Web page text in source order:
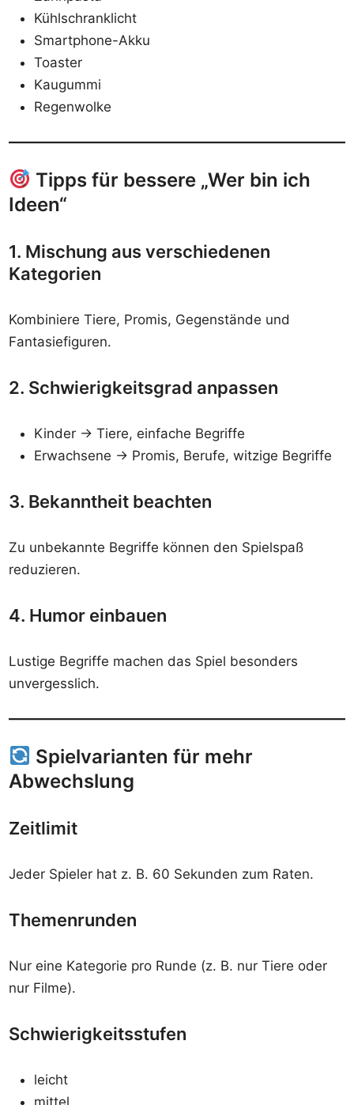
Kühlschranklicht
Smartphone-Akku
Toaster
Kaugummi
Regenwolke
Tipps für bessere „Wer bin ich
Ideen“
1. Mischung aus verschiedenen
Kategorien
Kombiniere Tiere, Promis, Gegenstände und
Fantasiefiguren.
2. Schwierigkeitsgrad anpassen
Kinder → Tiere, einfache Begriffe
Erwachsene → Promis, Berufe, witzige Begriffe
3. Bekanntheit beachten
Zu unbekannte Begriffe können den Spielspaß
reduzieren.
4. Humor einbauen
Lustige Begriffe machen das Spiel besonders
unvergesslich.
Spielvarianten für mehr
Abwechslung
Zeitlimit
Jeder Spieler hat z. B. 60 Sekunden zum Raten.
Themenrunden
Nur eine Kategorie pro Runde (z. B. nur Tiere oder
nur Filme).
Schwierigkeitsstufen
leicht
mittel